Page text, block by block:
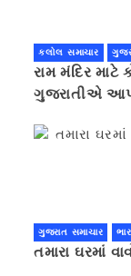
કલોલ સમાચાર
રામ મંદિર
ગુજરાતીએ
ગુજરાત સમાચાર
તમારા ઘરમાં